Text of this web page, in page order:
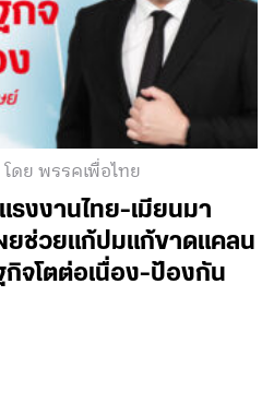
โดย พรรคเพื่อไทย
รงงานไทย-เมียนมา
ยช่วยแก้ปมแก้ขาดแคลน
จโตต่อเนื่อง-ป้องกัน